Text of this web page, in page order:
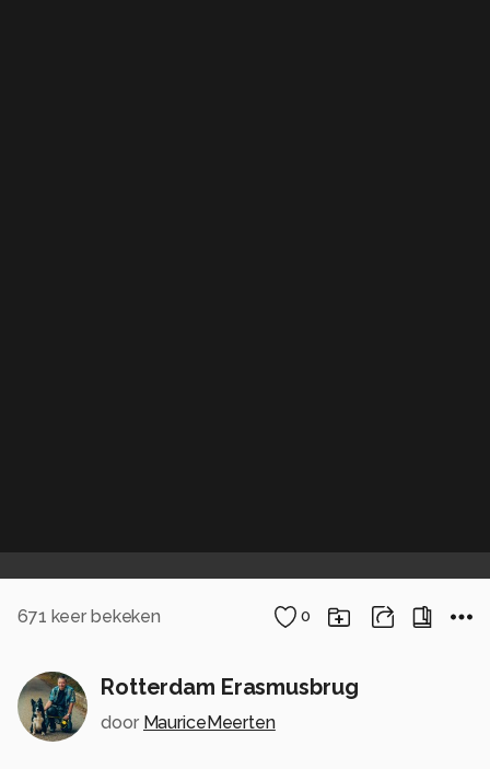
671 keer bekeken 0
Rotterdam Erasmusbrug
door MauriceMeerten